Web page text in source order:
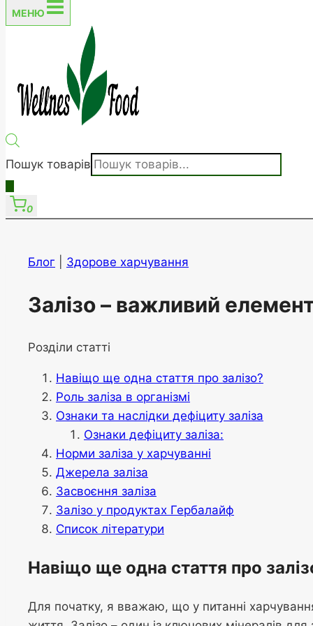
МЕНЮ
Пошук товарів
0
Блог Здорове харчування
Залізо – важливий
Розділи статті
Навіщо ще одна стаття про залізо?
Роль заліза в організмі
Ознаки та наслідки дефіциту заліза
Ознаки дефіциту заліза:
Норми заліза у харчуванні
Джерела заліза
Засвоєння заліза
Залізо у продуктах Гербалайф
Список літератури
Навіщо ще одна стаття про
Для початку, я вважаю, що у питанні